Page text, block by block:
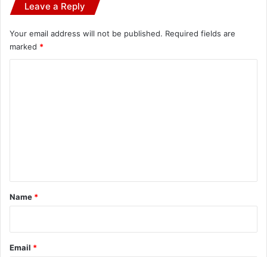
Leave a Reply
Your email address will not be published. Required fields are
marked *
*
Name *
Email *